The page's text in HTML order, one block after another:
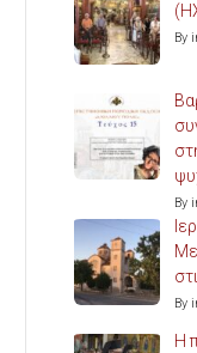
By
By
By
Η